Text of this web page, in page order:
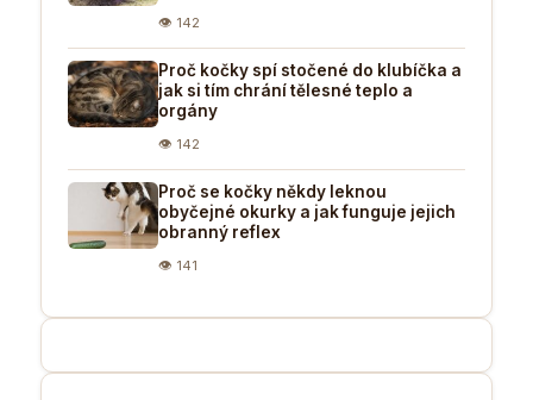
👁 142
Proč kočky spí stočené do klubíčka a
jak si tím chrání tělesné teplo a
orgány
👁 142
Proč se kočky někdy leknou
obyčejné okurky a jak funguje jejich
obranný reflex
👁 141